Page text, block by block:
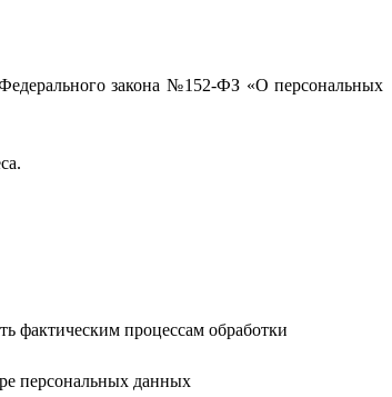
закона №152-ФЗ «О персональных
фактическим процессам обработки
персональных данных